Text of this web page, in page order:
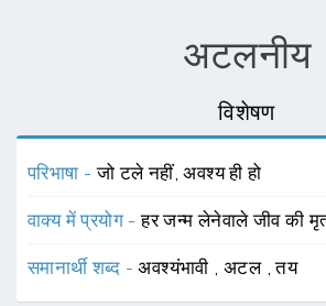
अटलनीय
विशेषण
परिभाषा -जो टले नहीं, अवश्य ही हो
वाक्य में प्रयोग -हर जन्म लेनेवाले जीव की
समानार्थी शब्द -अवश्यंभावी ,अटल ,तय